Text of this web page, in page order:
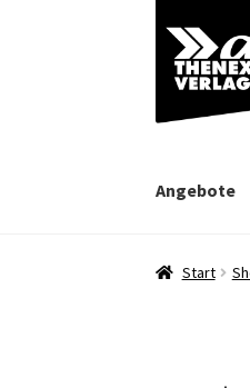
Zur
Navigation
springen
Zum
Inhalt
springen
Angebote
Start